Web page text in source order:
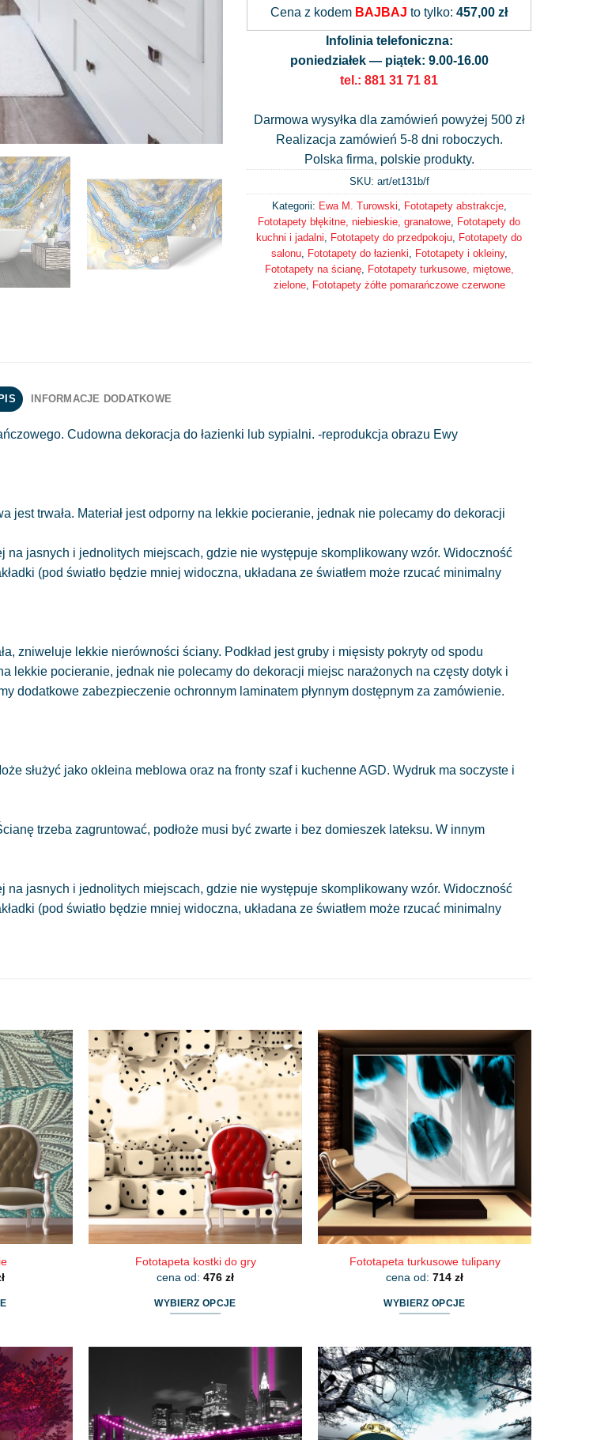
Cena z kodem BAJBAJ to tylko: 457,00 zł
Infolinia telefoniczna:
poniedziałek — piątek: 9.00-16.00
tel.: 881 31 71 81
Darmowa wysyłka dla zamówień powyżej 500 zł
Realizacja zamówień 5-8 dni roboczych.
Polska firma, polskie produkty.
SKU: art/et131b/f
Kategorii: Ewa M. Turowski Fototapety abstrakcje,
Fototapety błękitne, niebieskie, granatowe Fototapety do
kuchni i jadalni
Fototapety do przedpokoju Fototapety do
salonu, Fototapety do łazienki Fototapety i okleiny,
Fototapety na ścianę, Fototapety turkusowe, miętowe,
zielone, Fototapety żółte pomarańczowe czerwone
INFORMACJE DODATKOWE
Cudowna dekoracja do łazienki lub sypialni. -reprodukcja obrazu Ewy
jest trwała. Materiał jest odporny na lekkie pocieranie, jednak nie polecamy do dekoracji
na jasnych i jednolitych miejscach, gdzie nie występuje skomplikowany wzór. Widoczność
(pod światło będzie mniej widoczna, układana ze światłem może rzucać minimalny
zniweluje lekkie nierówności ściany. Podkład jest gruby i mięsisty pokryty od spodu
lekkie pocieranie, jednak nie polecamy do dekoracji miejsc narażonych na częsty dotyk i
dodatkowe zabezpieczenie ochronnym laminatem płynnym dostępnym za zamówienie.
służyć jako okleina meblowa oraz na fronty szaf i kuchenne AGD. Wydruk ma soczyste i
trzeba zagruntować, podłoże musi być zwarte i bez domieszek lateksu. W innym
na jasnych i jednolitych miejscach, gdzie nie występuje skomplikowany wzór. Widoczność
(pod światło będzie mniej widoczna, układana ze światłem może rzucać minimalny
Fototapeta kostki do gry
cena od: 476 zł
WYBIERZ OPCJE
wariantów.
Opcje
można
Fototapeta turkusowe tulipany
cena od: 714 zł
WYBIERZ OPCJE
ma
wiele
wariantów.
Opcje